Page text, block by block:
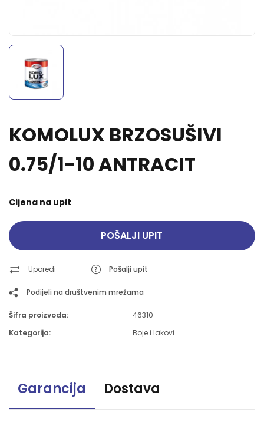
KOMOLUX BRZOSUŠIVI
0.75/1-10 ANTRACIT
Cijena na upit
POŠALJI UPIT
Uporedi Pošalji upit
Podijeli na društvenim mrežama
Šifra proizvoda:
46310
Kategorija:
Boje i lakovi
Garancija Dostava